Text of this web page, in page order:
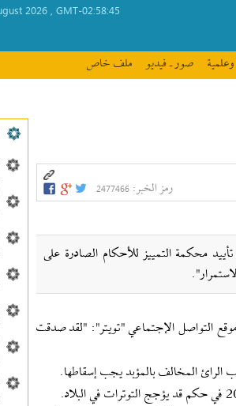
GMT-02:58:45
وعلمیة صور ـ فيديو ملف خاص
رمز الخبر:2477466
محكمة التمييز للأحكام الصادرة على
موقع التواصل الإجتماعي "تويتر": "لقد صدقت
المخالف بالمؤبد يجب إسقاطها.